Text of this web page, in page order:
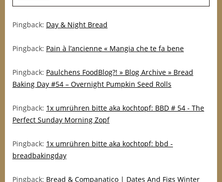
Pingback: Day & Night Bread
Pingback: Pain à l’ancienne « Mangia che te fa bene
Pingback: Paulchens FoodBlog?! » Blog Archive » Bread
Baking Day #54 – Overnight Pumpkin Seed Rolls
Pingback: 1x umrühren bitte aka kochtopf: BBD # 54 - The
Perfect Sunday Morning Zopf
Pingback: 1x umrühren bitte aka kochtopf: bbd -
breadbakingday
Pingback: Bread & Companatico | Dates And Figs Winter